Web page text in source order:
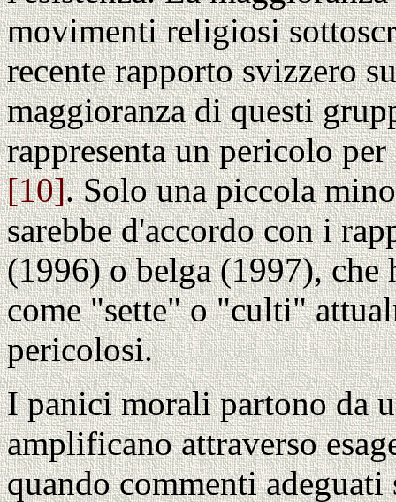
movimenti religiosi
recente rapporto svizzero
maggioranza di questi
rappresenta un pericolo
[10]. Solo una piccola
sarebbe d'accordo con i
(1996) o belga (1997), che
come "sette" o "culti"
pericolosi.
I panici morali partono da
amplificano attraverso
quando commenti